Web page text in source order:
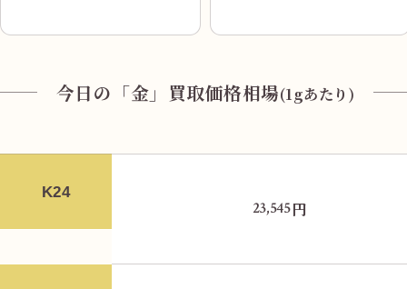
今日の「金」買取価格相場(1gあたり)
K24
23,545円